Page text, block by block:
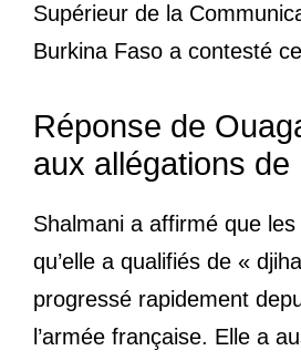
Supérieur de la
Burkina Faso a contesté
Réponse de
aux allégations de
Shalmani a affirmé que
qu’elle a qualifiés de «
progressé rapidement
l’armée française. Elle a